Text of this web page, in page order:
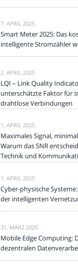
7. APRIL 2025
Smart Meter 2025: Das
intelligente Stromzähler
2. APRIL 2025
LQI – Link Quality
unterschätzte Faktor für
drahtlose Verbindungen
1. APRIL 2025
Maximales Signal,
Warum das SNR
Technik und
1. APRIL 2025
Cyber-physische
der intelligenten
31. MÄRZ 2025
Mobile Edge Computing:
dezentralen